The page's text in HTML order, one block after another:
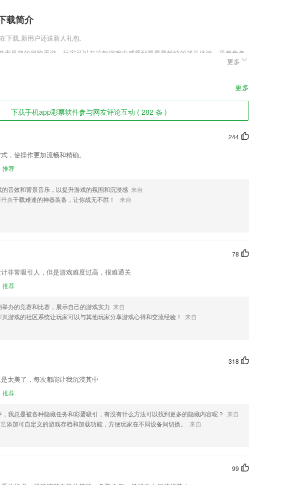
载简介
下载,新用户还送新人礼包.
素风格的冒险手游，玩家可以在这款游戏中感受到最最最畅快的战斗体验，虽然角色
各种不同流派的战斗方式，学习魔法也没有空间上限，更别提还有多种buff的加成以及
件特色
成二次元漫画的形象。
气
分了解习题原由。
件优势
，帮助我们找到自己感兴趣的各种学习内容。
知，接受机构发的推送
企业、院校建立了良好的管理咨询及教学合作关系。
；易错易混辨析系列；解题方法技巧系列等。强化重点知识，指导规律方法，帮助学
清易错易混的概念与方法，规避思维与解题中常见的错误。学会解题，掌握必须的解
韩愈、苏轼、白居易、李商隐、辛弃疾、李清照、王安石等1000+作者的名篇佳作
面
的介绍，如果您喜欢这款软件，您可以到应用商店进行打分评论，说出您的使用经
更多
更多
下载手机app彩票软件参与网友评论互动 ( 282 条 )
244
，使操作更加流畅和精确。
推荐
的音效和背景音乐，以提升游戏的氛围和沉浸感 来自
炎千载难逢的神器装备，让你战无不胜！
来自
78
非常吸引人，但是游戏难度过高，很难通关
推荐
举办的竞赛和比赛，展示自己的游戏实力 来自
游戏的社区系统让玩家可以与其他玩家分享游戏心得和交流经验！
来自
318
太美了，每次都能让我沉浸其中
推荐
，我总是被各种隐藏任务和彩蛋吸引，有没有什么方法可以找到更多的隐藏内容呢？ 来自
添加可自定义的游戏存档和加载功能，方便玩家在不同设备间切换。
来自
99